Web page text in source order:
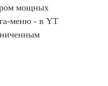
мощных
меню - в YT